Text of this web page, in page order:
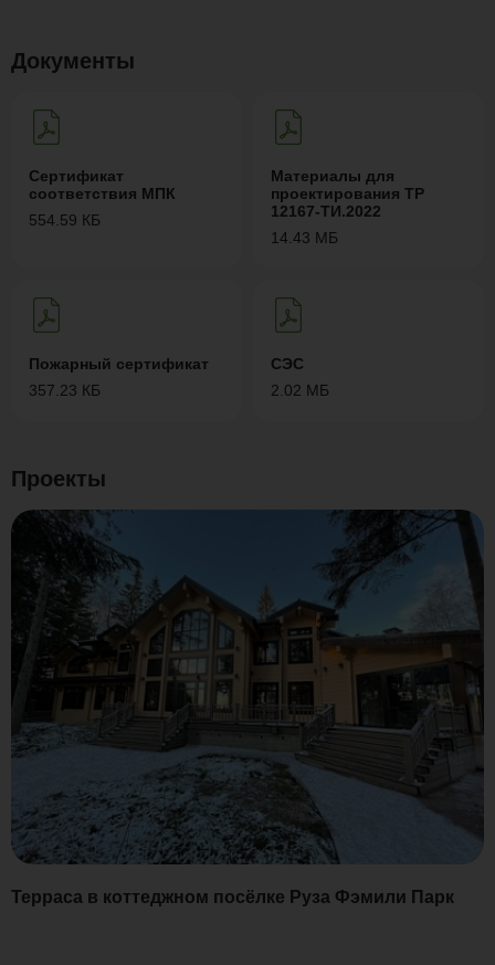
Документы
Сертификат
соответствия МПК
554.59 КБ
Материалы для
проектирования ТР
12167-ТИ.2022
14.43 МБ
Пожарный сертификат
357.23 КБ
СЭС
2.02 МБ
Проекты
Терраса в коттеджном посёлке Руза Фэмили Парк